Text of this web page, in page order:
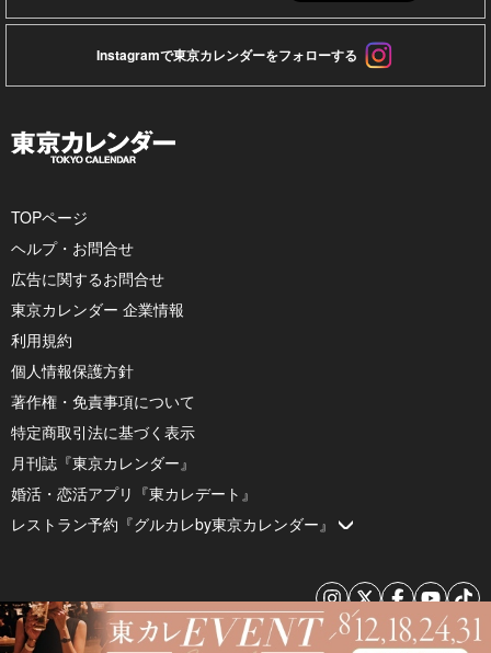
Instagramで東京カレンダーをフォローする
TOPページ
ヘルプ・お問合せ
広告に関するお問合せ
東京カレンダー 企業情報
利用規約
個人情報保護方針
著作権・免責事項について
特定商取引法に基づく表示
月刊誌『東京カレンダー』
婚活・恋活アプリ『東カレデート』
レストラン予約『グルカレby東京カレンダー』
© 2026 by Tokyo Calendar, Inc.